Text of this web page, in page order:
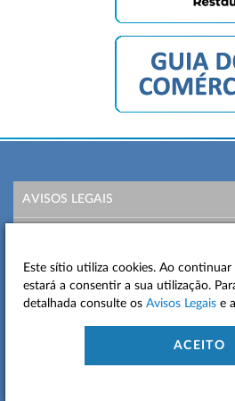
AVISOS LEGAIS
MAPA DO SITE
CONTACTOS
Este sítio utiliza cookies. Ao continuar
estará a consentir a sua utilização.
detalhada consulte os Avisos Legais e a
ACEITO